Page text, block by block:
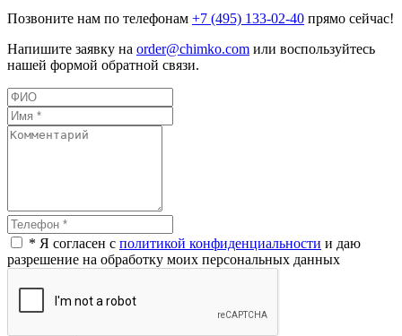
Позвоните нам по телефонам +7 (495) 133-02-40 прямо сейчас!
Напишите заявку на order@chimko.com или воспользуйтесь
нашей формой обратной связи.
* Я согласен с политикой конфиденциальности и даю
разрешение на обработку моих персональных данных